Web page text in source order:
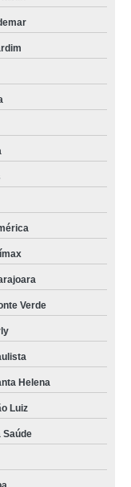
do Boa Vista
Morumbi
Verde
Helena
Luiz
Saúde